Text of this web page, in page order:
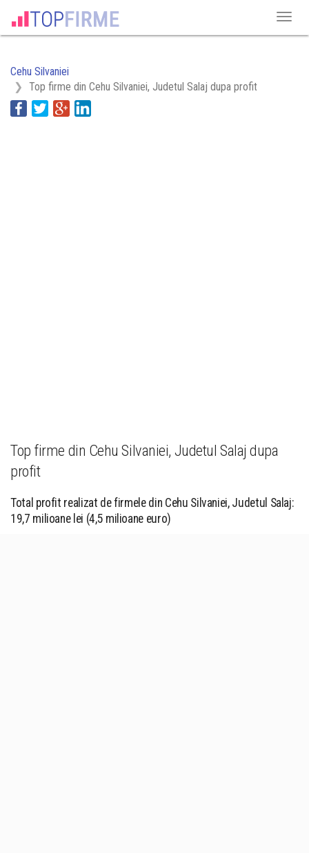
Cehu Silvaniei
Top firme din Cehu Silvaniei, Judetul Salaj dupa profit
Top firme din Cehu Silvaniei, Judetul Salaj dupa
profit
Total profit realizat de firmele din Cehu Silvaniei, Judetul Salaj:
19,7 milioane lei (4,5 milioane euro)